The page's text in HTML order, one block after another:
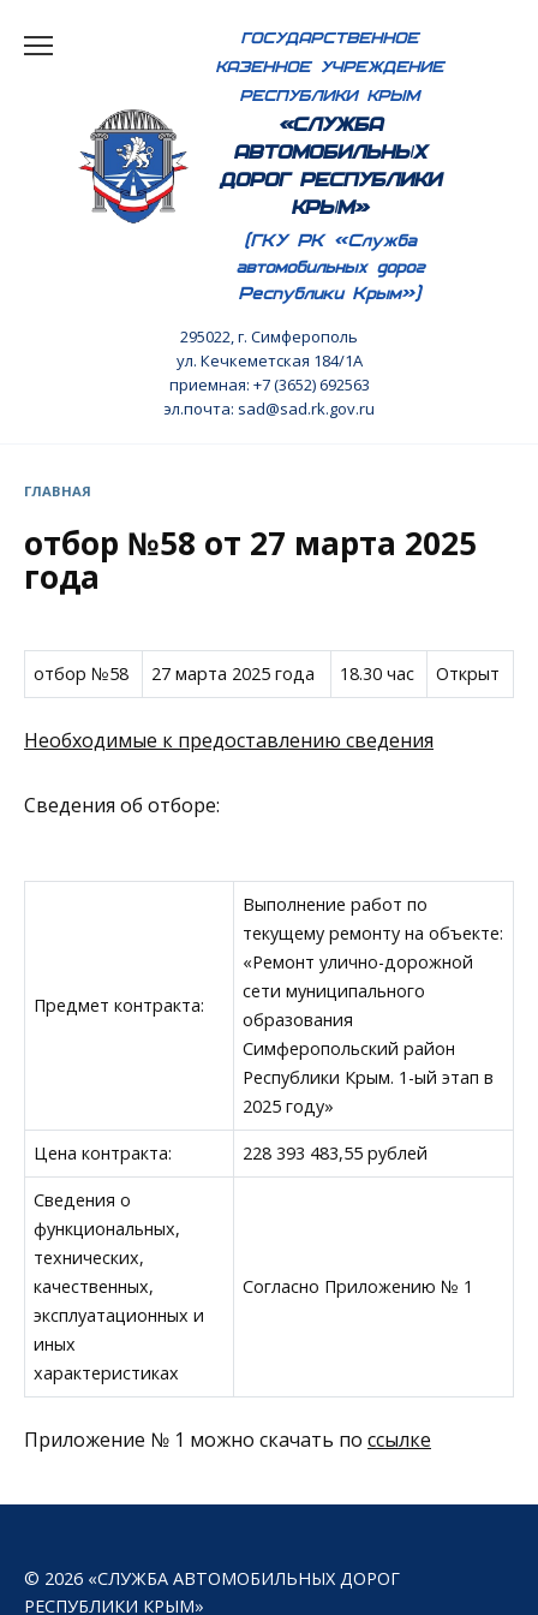
ГОСУДАРСТВЕННОЕ
КАЗЕННОЕ УЧРЕЖДЕНИЕ
РЕСПУБЛИКИ КРЫМ
«СЛУЖБА
АВТОМОБИЛЬНЫХ
ДОРОГ РЕСПУБЛИКИ
КРЫМ»
(ГКУ РК «Служба
автомобильных дорог
Республики Крым»)
295022, г. Симферополь
ул. Кечкеметская 184/1А
приемная: +7 (3652) 692563
эл.почта: sad@sad.rk.gov.ru
ГЛАВНАЯ
отбор №58 от 27 марта 2025
года
отбор №58 27 марта 2025 года 18.30 час Открыт
Необходимые к предоставлению сведения
Сведения об отборе:
Предмет контракта:
Выполнение работ по
текущему ремонту на объекте:
«Ремонт улично-дорожной
сети муниципального
образования
Симферопольский район
Республики Крым. 1-ый этап в
2025 году»
Цена контракта: 228 393 483,55 рублей
Сведения о
функциональных,
технических,
качественных,
эксплуатационных и
иных
характеристиках
Согласно Приложению № 1
Приложение № 1 можно скачать по ссылке
© 2026 «СЛУЖБА АВТОМОБИЛЬНЫХ ДОРОГ
РЕСПУБЛИКИ КРЫМ»